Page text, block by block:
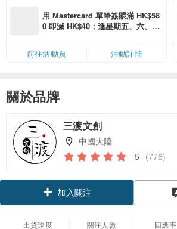
用 Mastercard 單筆簽賬滿 HK$58
0 即減 HK$40；逢星期五、六、日
限，額滿即止，僅限「常用信用
卡」結帳）
前往活動頁 活動詳情
關於品牌
三渡文創
中國大陸
5 (776)
加入關注
出貨速度
關注人數
回應率